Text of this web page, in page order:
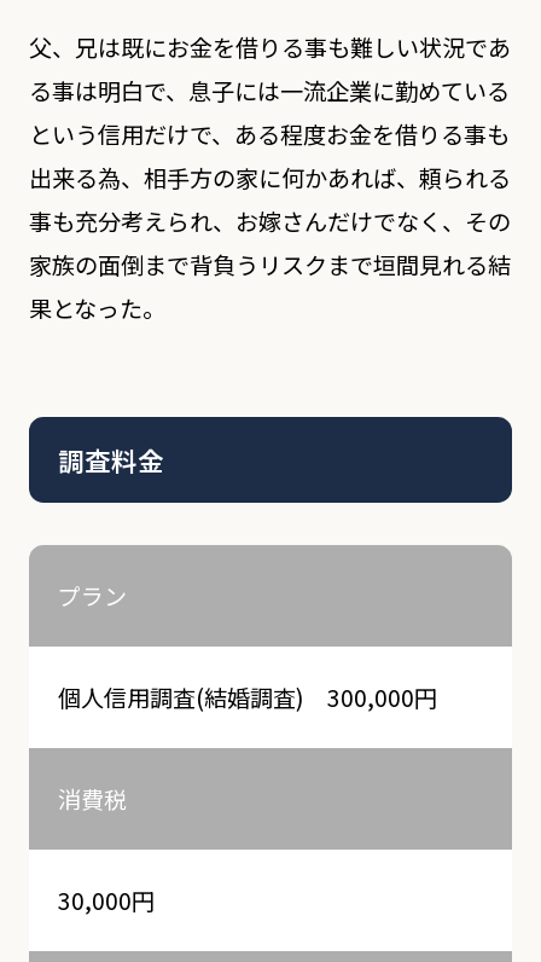
父、兄は既にお金を借りる事も難しい状況であ
る事は明白で、息子には一流企業に勤めている
という信用だけで、ある程度お金を借りる事も
出来る為、相手方の家に何かあれば、頼られる
事も充分考えられ、お嫁さんだけでなく、その
家族の面倒まで背負うリスクまで垣間見れる結
果となった。
調査料金
プラン
個人信用調査(結婚調査) 300,000円
消費税
30,000円